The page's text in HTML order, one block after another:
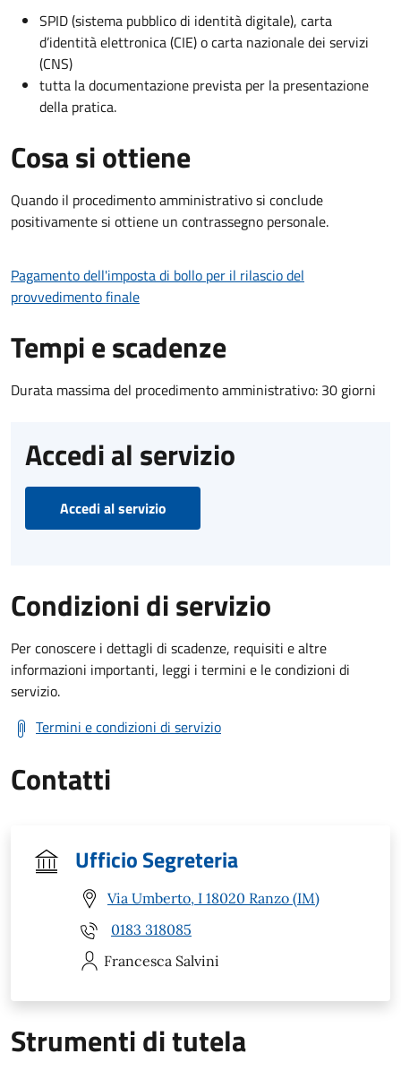
SPID (sistema pubblico di identità digitale), carta
d’identità elettronica (CIE) o carta nazionale dei servizi
(CNS)
tutta la documentazione prevista per la presentazione
della pratica.
Cosa si ottiene
Quando il procedimento amministrativo si conclude
positivamente si ottiene un contrassegno personale.
Pagamento dell'imposta di bollo per il rilascio del
provvedimento finale
Tempi e scadenze
Durata massima del procedimento amministrativo: 30 giorni
Accedi al servizio
Accedi al servizio
Condizioni di servizio
Per conoscere i dettagli di scadenze, requisiti e altre
informazioni importanti, leggi i termini e le condizioni di
servizio.
Termini e condizioni di servizio
Contatti
Ufficio Segreteria
Via Umberto, I 18020 Ranzo (IM)
0183 318085
Francesca Salvini
Strumenti di tutela